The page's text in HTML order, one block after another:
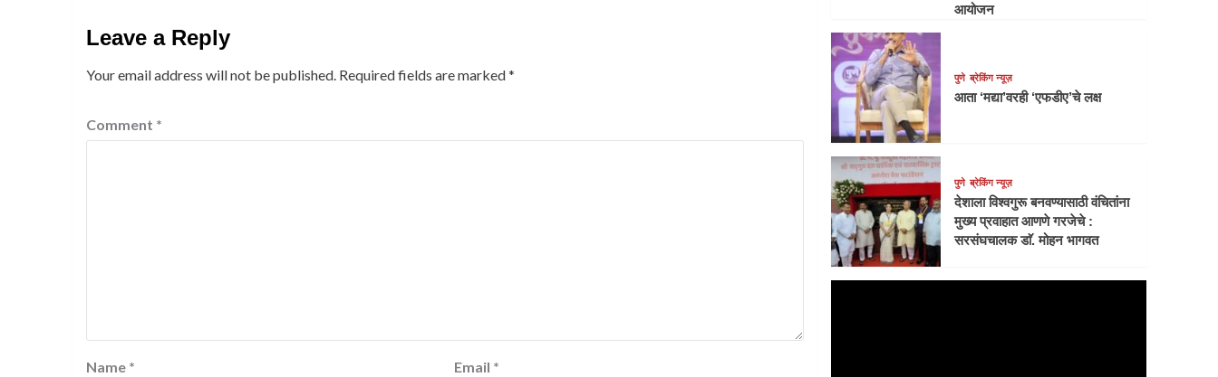
Leave a Reply
Your email address will not be published. Required fields are marked*
Comment *
Name * Email *
आयोजन
पुणे ब्रेकिंग न्यूज़
आता ‘मद्या’वरही ‘एफडीए’चे लक्ष
पुणे ब्रेकिंग न्यूज़
देशाला विश्वगुरू बनवण्यासाठी वंचितांना
मुख्य प्रवाहात आणणे गरजेचे :
सरसंघचालक डाॅ. मोहन भागवत